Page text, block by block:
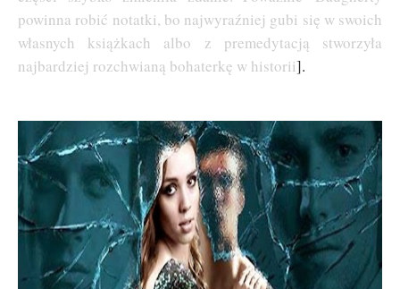
powinna robić notatki, bo najwyraźniej gubi się w swoich
własnych książkach albo z premedytacją stworzyła
najbardziej rozchwianą bohaterkę w historii].